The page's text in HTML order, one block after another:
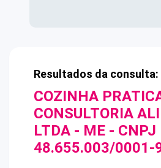
Resultados da consulta:
COZINHA
CONSULTORIA
LTDA - ME - CNPJ
48.655.003/0001-